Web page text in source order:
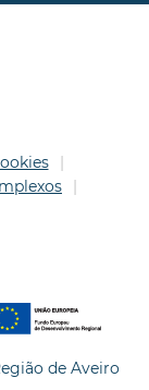
de Aveiro